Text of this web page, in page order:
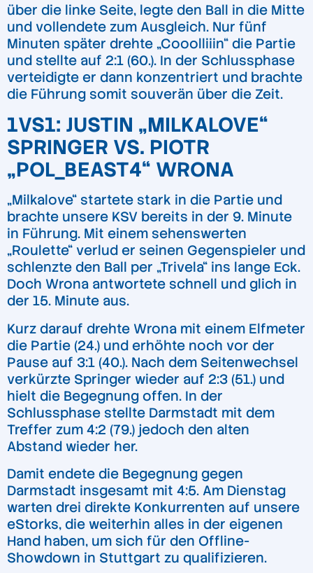
über die linke Seite, legte den Ball in die Mitte
und vollendete zum Ausgleich. Nur fünf
Minuten später drehte „Cooolliiin“ die Partie
und stellte auf 2:1 (60.). In der Schlussphase
verteidigte er dann konzentriert und brachte
die Führung somit souverän über die Zeit.
1VS1: JUSTIN „MILKALOVE“
SPRINGER VS. PIOTR
„POL_BEAST4“ WRONA
„Milkalove“ startete stark in die Partie und
brachte unsere KSV bereits in der 9. Minute
in Führung. Mit einem sehenswerten
„Roulette“ verlud er seinen Gegenspieler und
schlenzte den Ball per „Trivela“ ins lange Eck.
Doch Wrona antwortete schnell und glich in
der 15. Minute aus.
Kurz darauf drehte Wrona mit einem Elfmeter
die Partie (24.) und erhöhte noch vor der
Pause auf 3:1 (40.). Nach dem Seitenwechsel
verkürzte Springer wieder auf 2:3 (51.) und
hielt die Begegnung offen. In der
Schlussphase stellte Darmstadt mit dem
Treffer zum 4:2 (79.) jedoch den alten
Abstand wieder her.
Damit endete die Begegnung gegen
Darmstadt insgesamt mit 4:5. Am Dienstag
warten drei direkte Konkurrenten auf unsere
eStorks, die weiterhin alles in der eigenen
Hand haben, um sich für den Offline-
Showdown in Stuttgart zu qualifizieren.